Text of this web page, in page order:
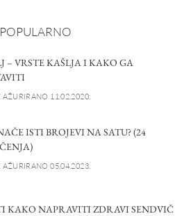
POPULARNO
– VRSTE KAŠLJA I KAKO GA
11.02.2020.
ISTI BROJEVI NA SATU? (24
05.04.2023.
KAKO NAPRAVITI ZDRAVI SENDVIČ